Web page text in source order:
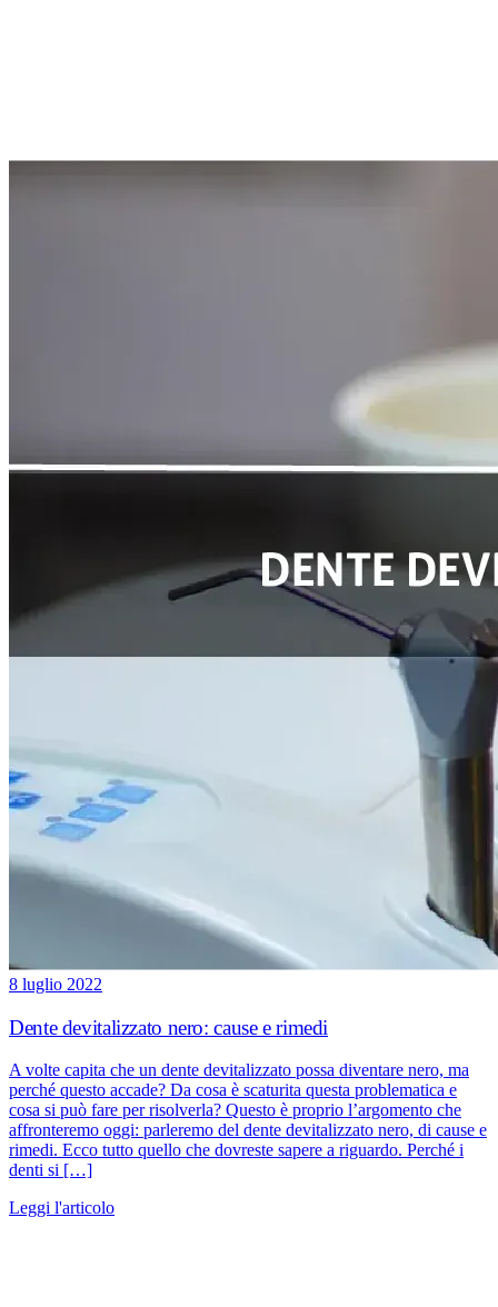
8 luglio 2022
Dente devitalizzato nero: cause e rimedi
A volte capita che un dente devitalizzato possa diventare nero, ma
perché questo accade? Da cosa è scaturita questa problematica e
cosa si può fare per risolverla? Questo è proprio l’argomento che
affronteremo oggi: parleremo del dente devitalizzato nero, di cause e
rimedi. Ecco tutto quello che dovreste sapere a riguardo. Perché i
denti si […]
Leggi l'articolo